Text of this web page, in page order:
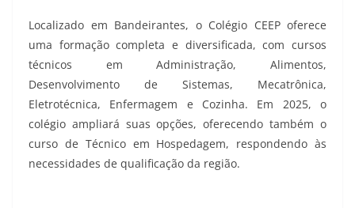
Localizado em Bandeirantes, o Colégio CEEP oferece
uma formação completa e diversificada, com cursos
técnicos em Administração, Alimentos,
Desenvolvimento de Sistemas, Mecatrônica,
Eletrotécnica, Enfermagem e Cozinha. Em 2025, o
colégio ampliará suas opções, oferecendo também o
curso de Técnico em Hospedagem, respondendo às
necessidades de qualificação da região.